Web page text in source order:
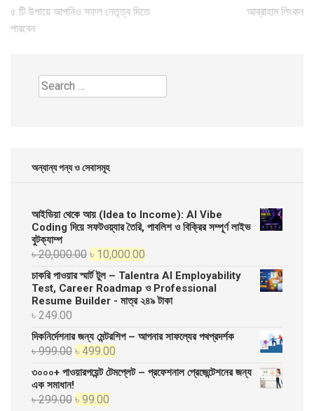
Post
navigation
৫ টি উপায়ে আপনিও সফল নেতৃত্ব দিতে
পারবেন
আব্রাহাম লিংকন
Search
for:
অন্যান্য পন্য ও সেবাসমূহ
আইডিয়া থেকে আয় (Idea to Income): AI Vibe
Coding দিয়ে সফটওয়্যার তৈরি, পাবলিশ ও বিক্রির সম্পূর্ণ লাইভ
বুটক্যাম্প
৳20,000.00 Original
price
was:
৳ 20,000.00.
৳ 10,000.00
price
is:
৳ 10,000.00.
চাকরি পাওয়ার স্মার্ট টুল – Talentra AI Employability
Test, Career Roadmap ও Professional
Resume Builder - মাত্র ২৪৯ টাকা
৳ 249.00
দিকনির্দেশনার জন্য মেন্টরশিপ – আপনার সাফল্যের পথপ্রদর্শক
৳999.00 Original
price
৳ 999.00.
৳ 499.00
price
৩০০০+ পাওয়ারপয়েন্ট টেমপ্লেট – প্রফেশনাল প্রেজেন্টেশনের জন্য
এক সমাধান!
৳299.00 Original
৳ 99.00